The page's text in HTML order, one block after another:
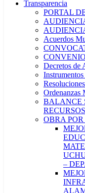
Transparencia
PORTAL
Acuerdos
Decretos de
Ordenanzas
BALANCE
OBRA
–